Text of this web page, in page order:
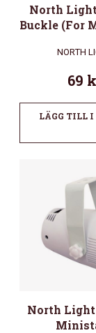
North
Buckle (For
NORTH
69
LÄGG TILL I
North Light